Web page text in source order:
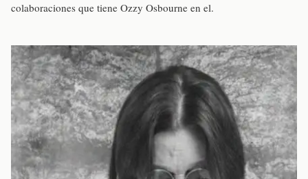
colaboraciones que tiene Ozzy Osbourne en el.